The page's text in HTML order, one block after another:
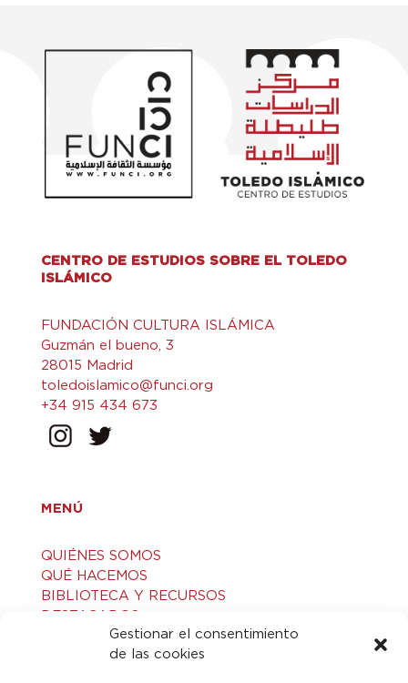
Gestionar el consentimiento
de las cookies
CENTRO DE ESTUDIOS SOBRE EL TOLEDO
ISLÁMICO
FUNDACIÓN CULTURA ISLÁMICA
Guzmán el bueno, 3
28015 Madrid
toledoislamico@funci.org
+34 915 434 673
MENÚ
QUIÉNES SOMOS
QUÉ HACEMOS
BIBLIOTECA Y RECURSOS
DESTACADOS
ACTIVIDADES
VISITAS GUIADAS